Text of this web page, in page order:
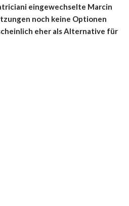
eingewechselte Marcin
noch keine Optionen
eher als Alternative für